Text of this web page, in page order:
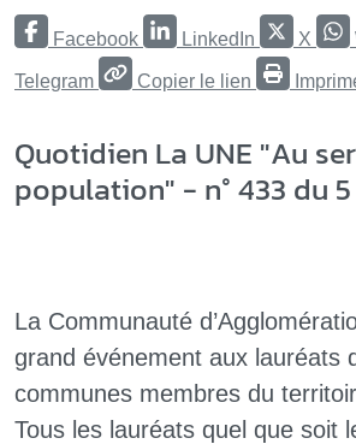
Facebook LinkedIn X
Telegram Copier le lien
Quotidien La UNE "Au
population" - n° 433 du
La Communauté
grand événement aux lauréats
communes membres du
Tous les lauréats quel que soit